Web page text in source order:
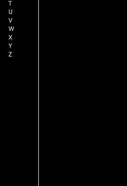
T
U
V
W
X
Y
Z